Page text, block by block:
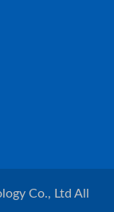
Co., Ltd All